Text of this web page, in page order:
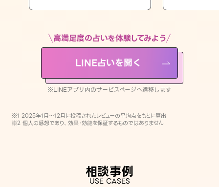
LINE占いを開く
※LINEアプリ内のサービスページへ遷移します
高満足度の占いを体験してみよう
LINE占いを開く
※LINEアプリ内のサービスページへ遷移します
※1 2025年1月〜12月に投稿されたレビューの平均点をもとに算出
※2 個人の感想であり、効果・効能を保証するものではありません
相談事例
USE CASES